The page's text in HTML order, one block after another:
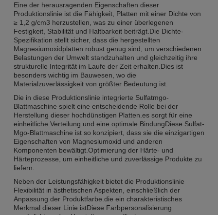
Eine der herausragenden Eigenschaften dieser
Produktionslinie ist die Fähigkeit, Platten mit einer Dichte von
≥ 1,2 g/cm3 herzustellen, was zu einer überlegenen
Festigkeit, Stabilität und Haltbarkeit beiträgt.Die Dichte-
Spezifikation stellt sicher, dass die hergestellten
Magnesiumoxidplatten robust genug sind, um verschiedenen
Belastungen der Umwelt standzuhalten und gleichzeitig ihre
strukturelle Integrität im Laufe der Zeit erhalten.Dies ist
besonders wichtig im Bauwesen, wo die
Materialzuverlässigkeit von größter Bedeutung ist.
Die in diese Produktionslinie integrierte Sulfatmgo-
Blattmaschine spielt eine entscheidende Rolle bei der
Herstellung dieser hochdünstigen Platten.es sorgt für eine
einheitliche Verteilung und eine optimale BindungDiese Sulfat-
Mgo-Blattmaschine ist so konzipiert, dass sie die einzigartigen
Eigenschaften von Magnesiumoxid und anderen
Komponenten bewältigt.Optimierung der Härte- und
Härteprozesse, um einheitliche und zuverlässige Produkte zu
liefern.
Neben der Leistungsfähigkeit bietet die Produktionslinie
Flexibilität in ästhetischen Aspekten, einschließlich der
Anpassung der Produktfarbe.die ein charakteristisches
Merkmal dieser Linie istDiese Farbpersonalisierung